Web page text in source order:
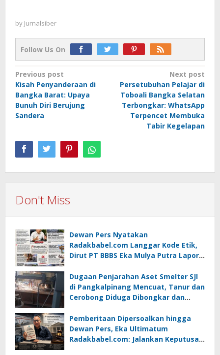
by Jurnalsiber
Follow Us On
Post
navigation
Previous post
Kisah Penyanderaan di
Bangka Barat: Upaya
Bunuh Diri Berujung
Sandera
Next post
Persetubuhan Pelajar di
Toboali Bangka Selatan
Terbongkar: WhatsApp
Terpencet Membuka
Tabir Kegelapan
Don't Miss
Dewan Pers Nyatakan
Radakbabel.com Langgar Kode Etik,
Dirut PT BBBS Eka Mulya Putra Lapor
Dugaan Penjarahan Aset Smelter SJI
di Pangkalpinang Mencuat, Tanur dan
Cerobong Diduga Dibongkar dan
Pemberitaan Dipersoalkan hingga
Dewan Pers, Eka Ultimatum
Radakbabel.com: Jalankan Keputusan